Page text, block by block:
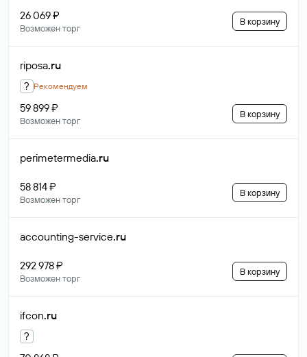
26 069 ₽
Возможен торг
В корзину
riposa.ru
? Рекомендуем
59 899 ₽
Возможен торг
В корзину
perimetermedia.ru
58 814 ₽
Возможен торг
В корзину
accounting-service.ru
292 978 ₽
Возможен торг
В корзину
ifcon.ru
?